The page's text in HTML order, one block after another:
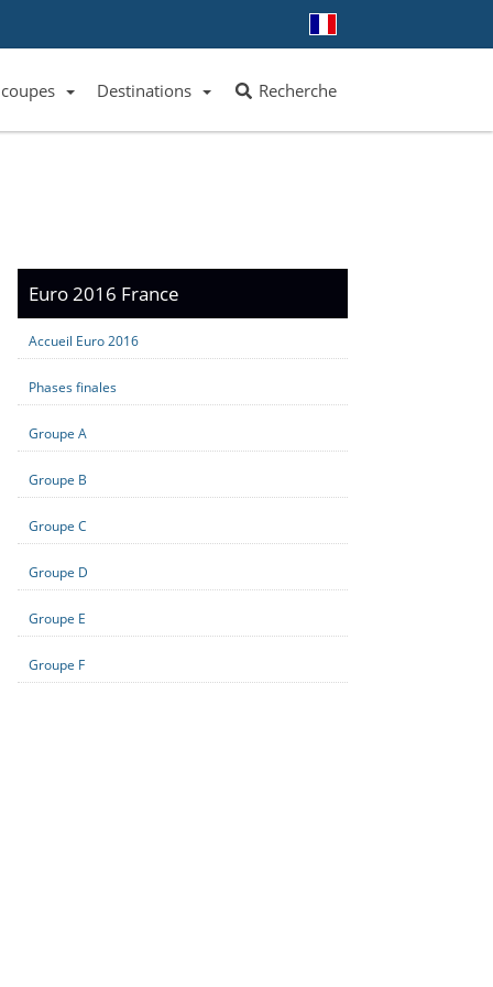
Destinations Recherche
Euro 2016 France
Accueil Euro 2016
Phases finales
Groupe A
Groupe B
Groupe C
Groupe D
Groupe E
Groupe F